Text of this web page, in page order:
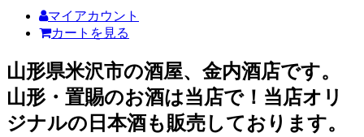
マイアカウント
カートを見る
山形県米沢市の酒屋、金内酒店です。
山形・置賜のお酒は当店で！当店オリ
ジナルの日本酒も販売しております。